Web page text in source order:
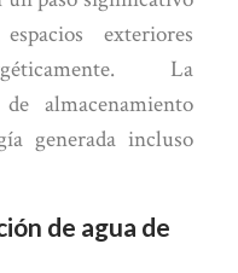
exteriores
La
almacenamiento
generada incluso
de agua de